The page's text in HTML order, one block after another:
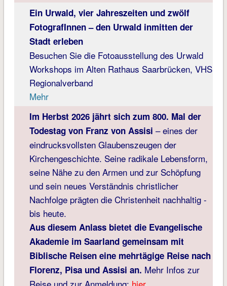
Ein Urwald, vier Jahreszeiten und zwölf
FotografInnen – den Urwald inmitten der
Stadt erleben
Besuchen Sie die Fotoausstellung des Urwald
Workshops im Alten Rathaus Saarbrücken, VHS
Regionalverband
Mehr
Im Herbst 2026 jährt sich zum 800. Mal der
Todestag von Franz von Assisi – eines der
eindrucksvollsten Glaubenszeugen der
Kirchengeschichte. Seine radikale Lebensform,
seine Nähe zu den Armen und zur Schöpfung
und sein neues Verständnis christlicher
Nachfolge prägten die Christenheit nachhaltig -
bis heute.
Aus diesem Anlass bietet die Evangelische
Akademie im Saarland gemeinsam mit
Biblische Reisen eine mehrtägige Reise nach
Florenz, Pisa und Assisi an. Mehr Infos zur